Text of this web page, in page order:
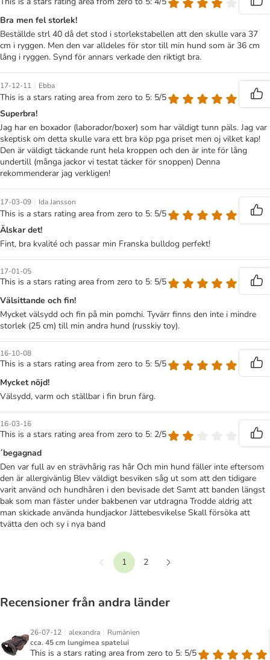
Bra men fel storlek!
Beställde strl 40 då det stod i storlekstabellen att den skulle vara 37
cm i ryggen. Men den var alldeles för stor till min hund som är 36 cm
lång i ryggen. Synd för annars verkade den riktigt bra.
17-12-11 | Ebba
This is a stars rating area from zero to 5: 5/5
Superbra!
Jag har en boxador (laborador/boxer) som har väldigt tunn päls. Jag var
skeptisk om detta skulle vara ett bra köp pga priset men oj vilket kap!
Den är väldigt täckande runt hela kroppen och den är inte för lång
undertill (många jackor vi testat täcker för snoppen) Denna
rekommenderar jag verkligen!
17-03-09 | Ida Jansson
This is a stars rating area from zero to 5: 5/5
Älskar det!
Fint, bra kvalité och passar min Franska bulldog perfekt!
17-01-05
This is a stars rating area from zero to 5: 5/5
Välsittande och fin!
Mycket välsydd och fin på min pomchi. Tyvärr finns den inte i mindre
storlek (25 cm) till min andra hund (russkiy toy).
16-10-08
This is a stars rating area from zero to 5: 5/5
Mycket nöjd!
Välsydd, varm och ställbar i fin brun färg.
16-03-16
This is a stars rating area from zero to 5: 2/5
´begagnad
Den var full av en strävhårig ras hår Och min hund fäller inte eftersom
den är allergivänlig Blev väldigt besviken såg ut som att den tidigare
varit använd och hundhåren i den bevisade det Samt att banden längst
bak som man fäster under bakbenen var utdragna Trodde aldrig att
man skickade använda hundjackor Jättebesvikelse Skall försöka att
tvätta den och sy i nya band
Föregående
1
2
Recensioner från andra länder
26-07-12 | alexandra | Rumänien
cca. 45 cm lungimea spatelui
This is a stars rating area from zero to 5: 5/5